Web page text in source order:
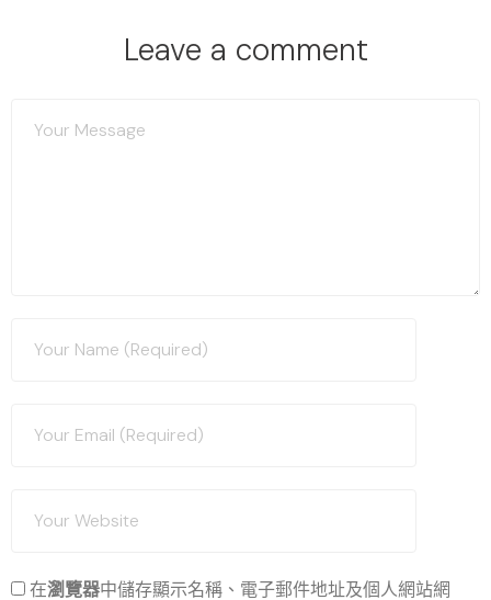
Leave a comment
在瀏覽器中儲存顯示名稱、電子郵件地址及個人網站網